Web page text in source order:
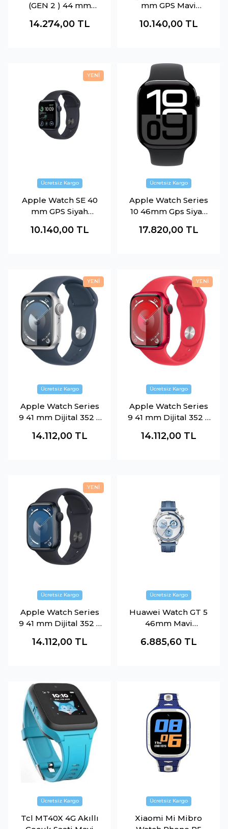
(GEN 2 ) 44 mm
14.274,00 TL
mm GPS Mavi
10.140,00 TL
Apple Watch SE 40
mm GPS Siyah
10.140,00 TL
Apple Watch Series
10 46mm Gps Siyah
17.820,00 TL
Apple Watch Series
9 41 mm Dijital 352 x
Dokunmatik Ekran
14.112,00 TL
Apple Watch Series
9 41 mm Dijital 352 x
Dokunmatik Ekran
14.112,00 TL
Apple Watch Series
9 41 mm Dijital 352 x
Dokunmatik ekran
14.112,00 TL
Huawei Watch GT 5
46mm Mavi
6.885,60 TL
Tcl MT40X 4G Akıllı
Xiaomi Mi Mibro